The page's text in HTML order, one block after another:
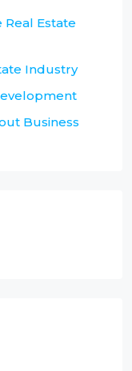
Real Estate
Industry
Business